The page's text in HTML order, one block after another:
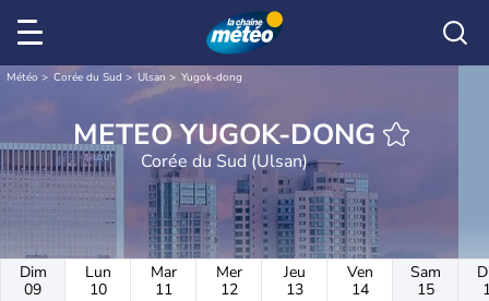
Météo Corée du Sud Ulsan Yugok-dong
METEO YUGOK-DONG
Corée du Sud (Ulsan)
Dim
09
Lun
10
Mar
11
Mer
12
Jeu
13
Ven
14
Sam
15